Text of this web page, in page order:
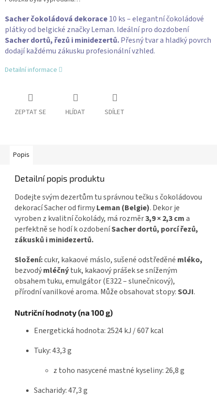
Sacher čokoládová dekorace10 ks – elegantní čokoládové
plátky od belgické značky Leman. Ideální pro dozdobení
Sacher dortů, řezů i minidezertů.Přesný tvar a hladký povrch
dodají každému zákusku profesionální vzhled.
Detailní informace
ZEPTAT SE HLÍDAT SDÍLET
Popis
Detailní popis produktu
Dodejte svým dezertům tu správnou tečku s čokoládovou
dekorací Sacher od firmyLeman (Belgie). Dekor je
vyroben z kvalitní čokolády, má rozměr3,9 × 2,3 cma
perfektně se hodí k ozdobeníSacher dortů, porcí řezů,
zákusků i minidezertů.
Složení:cukr, kakaové máslo, sušené odstředěné mléko,
bezvodýmléčnýtuk, kakaový prášek se sníženým
obsahem tuku, emulgátor (E322 – slunečnicový),
přírodní vanilkové aroma. Může obsahovat stopy:SOJI.
Nutriční hodnoty (na 100 g)
Energetická hodnota: 2524 kJ / 607 kcal
Tuky: 43,3 g
z toho nasycené mastné kyseliny: 26,8 g
Sacharidy: 47,3 g